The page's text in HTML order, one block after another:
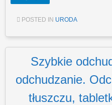
POSTED IN URODA
Szybkie
odchudzanie.
tłuszczu,